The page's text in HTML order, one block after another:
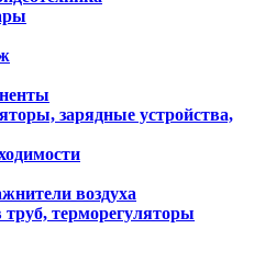
зарядные устройства,
воздуха
терморегуляторы